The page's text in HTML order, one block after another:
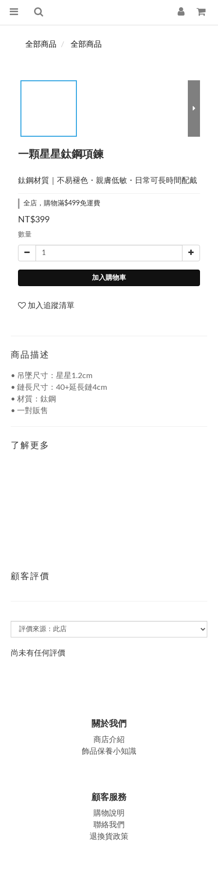
全部商品 全部商品
一顆星星鈦鋼項鍊
鈦鋼材質｜不易褪色・親膚低敏・日常可長時間配戴
全店，購物滿$499免運費
NT$399
數量
加入購物車
加入追蹤清單
商品描述
• 吊墜尺寸：星星1.2cm
• 鏈長尺寸：40+延長鏈4cm
• 材質：鈦鋼
• 一對販售
了解更多
顧客評價
尚未有任何評價
關於我們
商店介紹
飾品保養小知識
顧客服務
購物說明
聯絡我們
退換貨政策